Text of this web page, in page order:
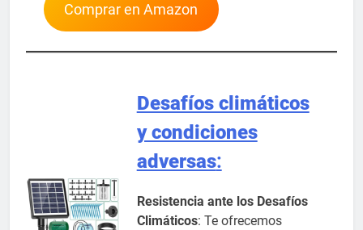
Comprar en Amazon
Desafíos climáticos
y condiciones
adversas:
Resistencia ante los Desafíos
Climáticos: Te ofrecemos